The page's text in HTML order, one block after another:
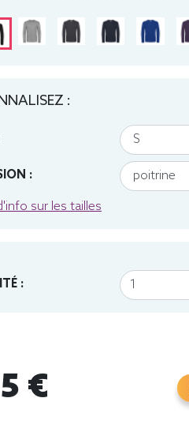
:
:
sur les tailles
:
€